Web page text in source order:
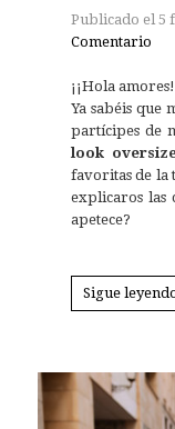
Publicado el 5
Comentario
¡¡Hola
Ya sabéis que
partícipes de
look
favoritas de la
explicaros las
apetece?
Sigue